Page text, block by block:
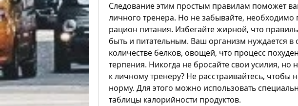
Следование этим простым правилам поможет
личного тренера. Но не забывайте, необходимо
рацион питания. Избегайте жирной, что
быть и питательным. Ваш организм нуждается в
количестве белков, овощей, что процесс
терпения. Никогда не бросайте свои усилия, но
к личному тренеру? Не расстраивайтесь, чтобы
норму. Для этого можно использовать
таблицы калорийности продуктов.